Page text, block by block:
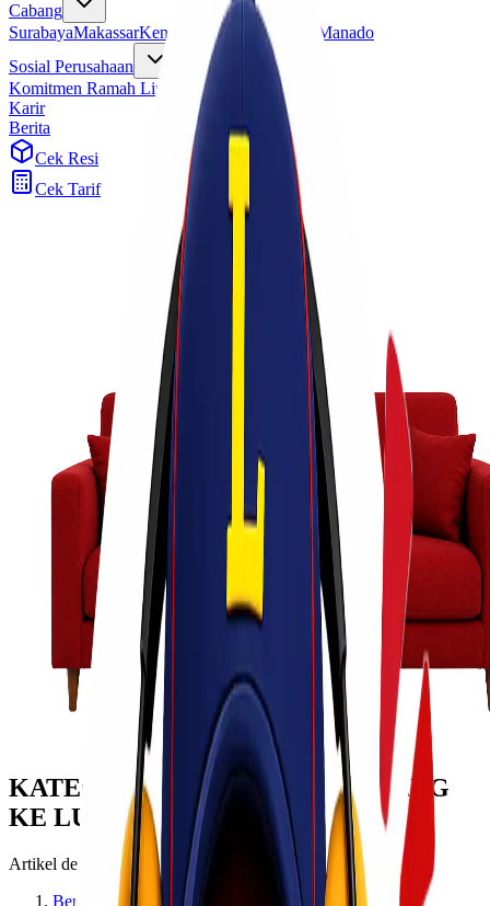
Cabang
SurabayaMakassarKendari Jayapura Merauke
Manado
Sosial Perusahaan
Komitmen Ramah Lingkungan
Program Sosial
Karir
Berita
Cek Resi
Cek Tarif
KATEGORI: CARA KIRIM BARANG
KE LUAR NEGERI
Artikel dengan topik cara kirim barang ke luar negeri
Beranda